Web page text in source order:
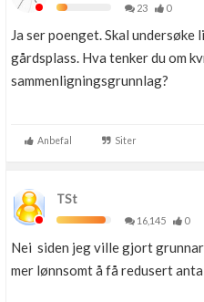
23
0
Ja ser poenget. Skal
gårdsplass. Hva tenker du om
sammenligningsgrunnlag?
Anbefal Siter
TSt
16,145
0
Nei siden jeg ville gjort
mer lønnsomt å få redusert